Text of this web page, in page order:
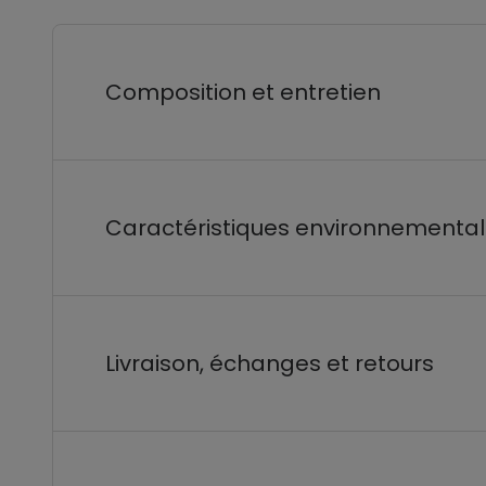
Composition et entretien
Caractéristiques
Livraison, échanges et retours